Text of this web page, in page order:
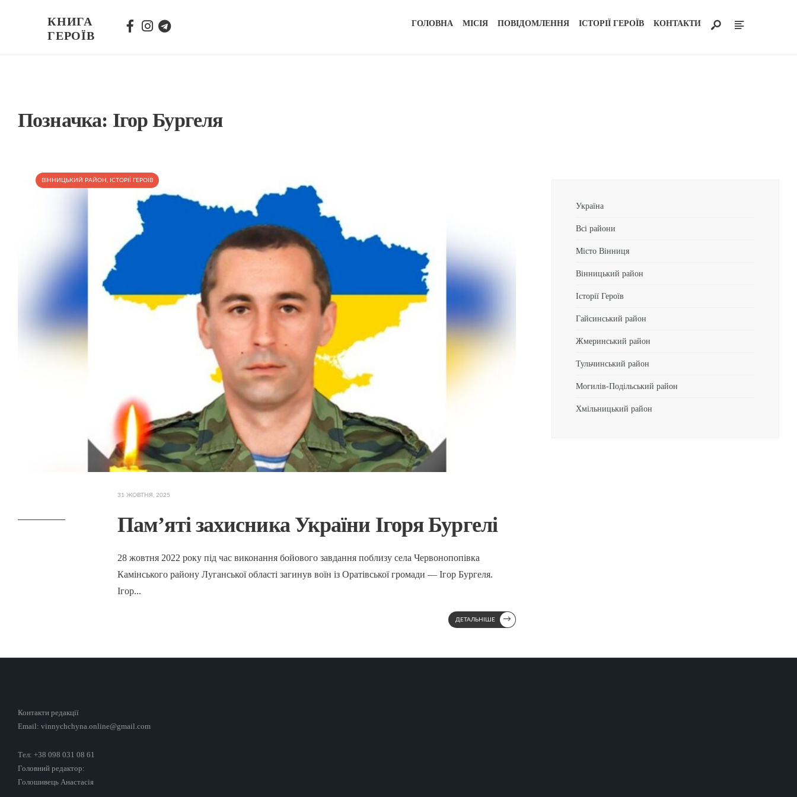
КНИГА
ГЕРОЇВ
ГОЛОВНА МІСІЯ ПОВІДОМЛЕННЯ ІСТОРІЇ ГЕРОЇВ КОНТАКТИ
Позначка: Ігор Бургеля
ВІННИЦЬКИЙ РАЙОН , ІСТОРІЇ ГЕРОЇВ
31 ЖОВТНЯ, 2025
Пам’яті захисника України Ігоря Бургелі
28 жовтня 2022 року під час виконання бойового завдання поблизу села Червонопопівка
Камінського району Луганської області загинув воїн із Оратівської громади — Ігор Бургеля.
Ігор...
ДЕТАЛЬНІШЕ →
Україна
Всі райони
Місто Вінниця
Вінницький район
Історії Героїв
Гайсинський район
Жмеринський район
Тульчинський район
Могилів-Подільський район
Хмільницький район
Контакти редакції
Email: vinnychchyna.online@gmail.com
Тел: +38 098 031 08 61
Головний редактор:
Голошивець Анастасія